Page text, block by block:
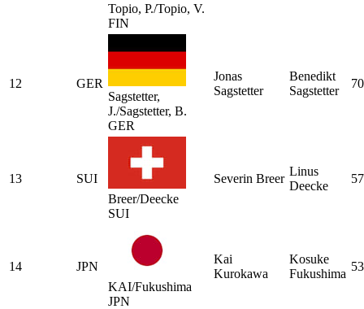
Topio, P./Topio, V.
FIN
12
GER
Sagstetter,
J./Sagstetter, B.
GER
Jonas
Sagstetter
Benedikt
Sagstetter
70
13
SUI
Breer/Deecke
SUI
Severin Breer
Linus
Deecke
57
14
JPN
KAI/Fukushima
JPN
Kai
Kurokawa
Kosuke
Fukushima
53